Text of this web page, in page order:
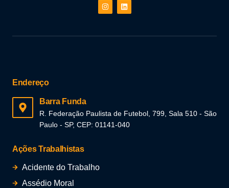
Endereço
Barra Funda
R. Federação Paulista de Futebol, 799, Sala 510 - São
Paulo - SP, CEP: 01141-040
Ações Trabalhistas
Acidente do Trabalho
Assédio Moral